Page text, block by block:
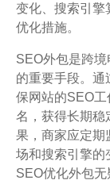
变化、搜索引擎
优化措施。
SEO外包是跨
的重要手段。通
保网站的SEO
名，获得长期稳
果，商家应定期
场和搜索引擎的
SEO优化外包